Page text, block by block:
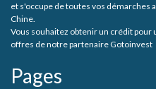
et s'occupe de toutes vos démarches
Chine.
Vous souhaitez obtenir un crédit pour
offres de notre partenaire Gotoinvest
Pages